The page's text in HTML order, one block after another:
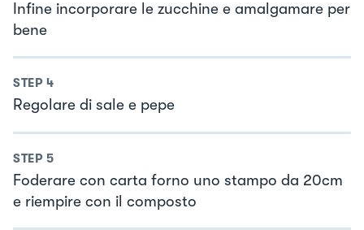
Infine incorporare le zucchine e amalgamare per
bene
STEP 4
Regolare di sale e pepe
STEP 5
Foderare con carta forno uno stampo da 20cm
e riempire con il composto